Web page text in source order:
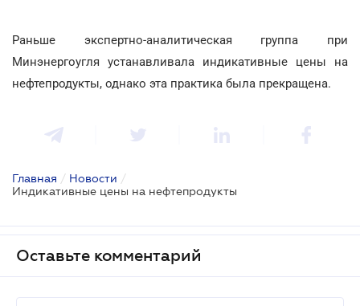
Раньше экспертно-аналитическая группа при
Минэнергоугля устанавливала индикативные цены на
нефтепродукты, однако эта практика была прекращена.
Главная / Новости /
Индикативные цены на нефтепродукты
Оставьте комментарий